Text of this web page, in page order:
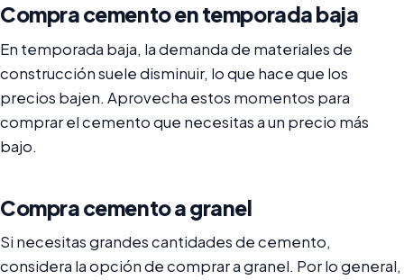
Compra cemento en temporada baja
En temporada baja, la demanda de materiales de
construcción suele disminuir, lo que hace que los
precios bajen. Aprovecha estos momentos para
comprar el cemento que necesitas a un precio más
bajo.
Compra cemento a granel
Si necesitas grandes cantidades de cemento,
considera la opción de comprar a granel. Por lo general,